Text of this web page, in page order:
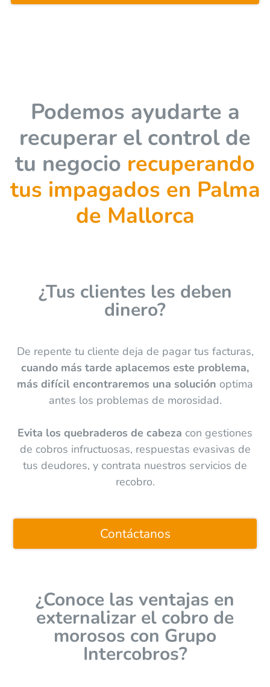
Podemos ayudarte a
recuperar el control de
tu negocio recuperando
tus impagados en Palma
de Mallorca
¿Tus clientes les deben
dinero?
De repente tu cliente deja de pagar tus facturas,
cuando más tarde aplacemos este problema,
más difícil encontraremos una solución optima
antes los problemas de morosidad.
Evita los quebraderos de cabeza con gestiones
de cobros infructuosas, respuestas evasivas de
tus deudores, y contrata nuestros servicios de
recobro.
Contáctanos
¿Conoce las ventajas en
externalizar el cobro de
morosos con Grupo
Intercobros?